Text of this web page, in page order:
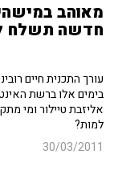
מאוהב
חדשה תשלח
עורך התכנית חיים
בימים אלו ברשת
אליזבת טיילור ומי
למות?
30/03/2011